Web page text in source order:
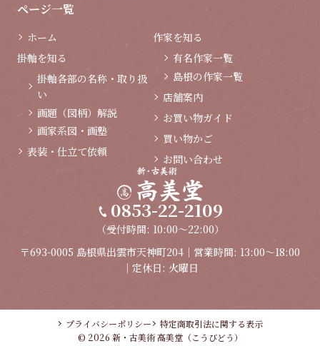
ページ一覧
ホーム
掛軸を知る
掛軸各部の名称・取り扱
い
画題（図柄）解説
画家系図・画塾
表装・仕立て依頼
作家を知る
有名作家一覧
島根の作家一覧
店舗案内
お買い物ガイド
買い物かご
お問い合わせ
0853-22-2109
（受付時間: 10:00～22:00）
〒693-0005 島根県出雲市天神町204｜営業時間: 13:00～18:00
｜定休日: 火曜日
プライバシーポリシー
特定商取引法に関する表示
© 2026 新・古美術 高美堂（こうびどう）